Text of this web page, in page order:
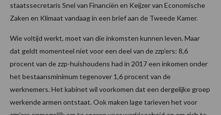
staatssecretaris Snel van Financiën en Keijzer van Economische
Zaken en Klimaat vandaag in een brief aan de Tweede Kamer.
Wie voltijd werkt, moet van die inkomsten kunnen leven. Maar
dat geldt momenteel niet voor een deel van de zzp’ers: 8,6
procent van de zzp-huishoudens had in 2017 een inkomen onder
het bestaansminimum tegenover 1,6 procent van de
werknemers. Het kabinet wil voorkomen dat een dergelijke groep
werkende armen ontstaat. Ook maken lage tarieven het voor